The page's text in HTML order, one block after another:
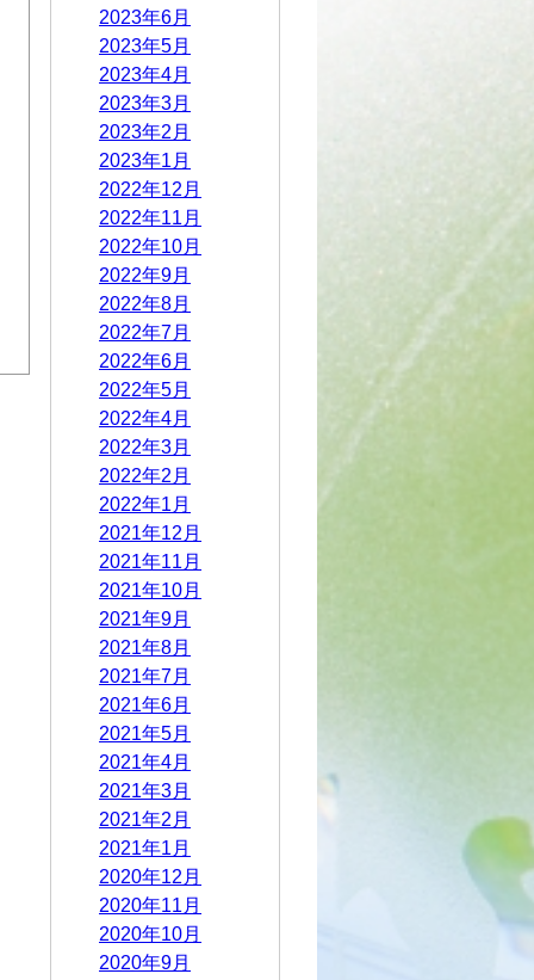
2023年6月
2023年5月
2023年4月
2023年3月
2023年2月
2023年1月
2022年12月
2022年11月
2022年10月
2022年9月
2022年8月
2022年7月
2022年6月
2022年5月
2022年4月
2022年3月
2022年2月
2022年1月
2021年12月
2021年11月
2021年10月
2021年9月
2021年8月
2021年7月
2021年6月
2021年5月
2021年4月
2021年3月
2021年2月
2021年1月
2020年12月
2020年11月
2020年10月
2020年9月